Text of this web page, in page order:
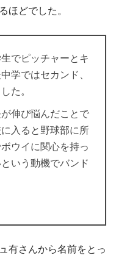
ほどでした。
でピッチャーとキ
学ではセカンド、
た。
伸び悩んだことで
に入ると野球部に所
ウイに関心を持っ
いう動機でバンド
有さんから名前をとっ